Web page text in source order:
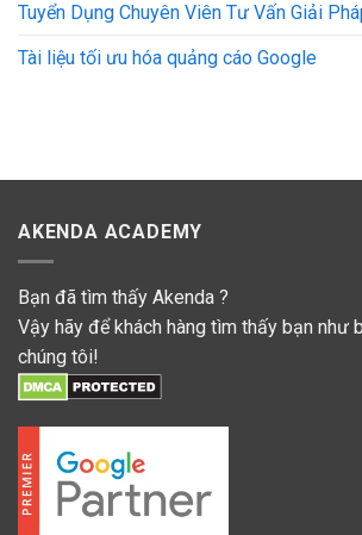
Tuyển Dụng Chuyên Viên Tư Vấn Giải
Tài liệu tối ưu hóa quảng cáo Google
AKENDA ACADEMY
Bạn đã tìm thấy Akenda ?
Vậy hãy để khách hàng tìm thấy bạn như
chúng tôi!